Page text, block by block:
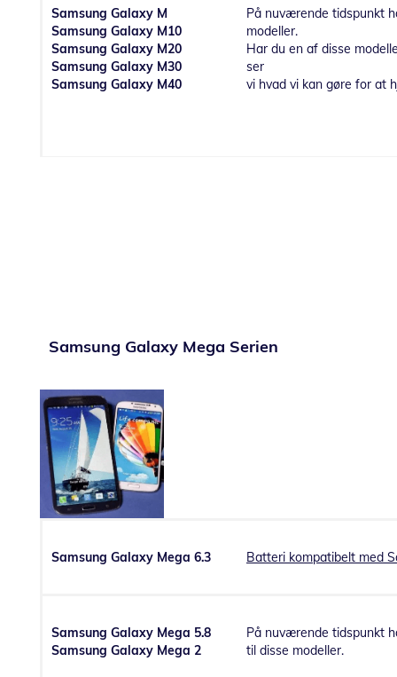
Samsung Galaxy M
Samsung Galaxy M10
Samsung Galaxy M20
Samsung Galaxy M30
Samsung Galaxy M40
På nuværende tidspunkt
modeller.
Har du en af disse
ser
vi hvad vi kan gøre for at
Samsung Galaxy Mega Serien
Samsung Galaxy Mega 6.3 Batteri kompatibelt med
Samsung Galaxy Mega 5.8
Samsung Galaxy Mega 2
På nuværende tidspunkt
til disse modeller.